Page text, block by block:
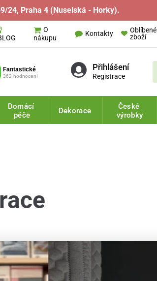
24, Praha 4 (Nuselská - Horky).
O
nákupu
Kontakty
Oblíbené
zboží
Přihlášení
Registrace
Domácí
péče
Dekorace
České
výrobky